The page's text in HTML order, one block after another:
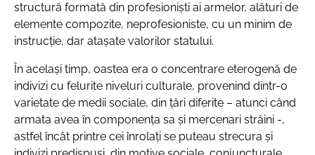
structură formată din profesionişti ai armelor, alături de
elemente compozite, neprofesioniste, cu un minim de
instrucţie, dar ataşate valorilor statului.
În același timp, oastea era o concentrare eterogenă de
indivizi cu felurite niveluri culturale, provenind dintr-o
varietate de medii sociale, din ţări diferite – atunci când
armata avea în componenţa sa şi mercenari străini -,
astfel încât printre cei înrolaţi se puteau strecura şi